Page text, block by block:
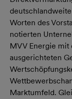
Worten des
notierten
MVV Energie
ausgerichteten
Marktumfeld.